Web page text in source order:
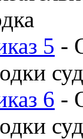
5 -
6 -